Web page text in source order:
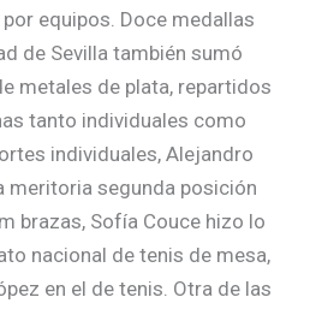
equipos. Doce medallas
de Sevilla también sumó
metales de plata, repartidos
tanto individuales como
individuales, Alejandro
meritoria segunda posición
brazas, Sofía Couce hizo lo
nacional de tenis de mesa,
en el de tenis. Otra de las